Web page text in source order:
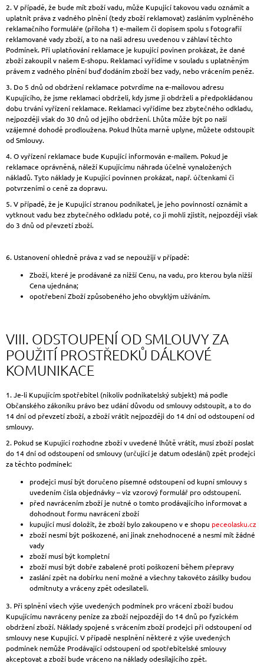
2. V případě, že bude mít zboží vadu, může Kupující takovou vadu oznámit a
uplatnit práva z vadného plnění (tedy zboží reklamovat) zasláním vyplněného
reklamačního formuláře (příloha 1) e-mailem či dopisem spolu s fotografií
reklamované vady zboží, a to na naši adresu uvedenou v záhlaví těchto
Podmínek. Při uplatňování reklamace je kupující povinen prokázat, že dané
zboží zakoupil v našem E-shopu. Reklamaci vyřídíme v souladu s uplatněným
právem z vadného plnění buď dodáním zboží bez vady, nebo vrácením peněz.
3. Do 5 dnů od obdržení reklamace potvrdíme na e-mailovou adresu
Kupujícího, že jsme reklamaci obdrželi, kdy jsme ji obdrželi a předpokládanou
dobu trvání vyřízení reklamace. Reklamaci vyřídíme bez zbytečného odkladu,
nejpozději však do 30 dnů od jejího obdržení. Lhůta může být po naší
vzájemné dohodě prodloužena. Pokud lhůta marně uplyne, můžete odstoupit
od Smlouvy.
4. O vyřízení reklamace bude Kupující informován e-mailem. Pokud je
reklamace oprávněná, náleží Kupujícímu náhrada účelně vynaložených
nákladů. Tyto náklady je Kupující povinnen prokázat, např. účtenkami či
potvrzeními o ceně za dopravu.
5. V případě, že je Kupující stranou podnikatel, je jeho povinností oznámit a
vytknout vadu bez zbytečného odkladu poté, co ji mohli zjistit, nejpozději však
do 3 dnů od převzetí zboží.
6. Ustanovení ohledně práva z vad se nepoužijí v případě:
Zboží, které je prodávané za nižší Cenu, na vadu, pro kterou byla nižší
Cena ujednána;
opotřebení Zboží způsobeného jeho obvyklým užíváním.
VIII. ODSTOUPENÍ OD SMLOUVY ZA
POUŽITÍ PROSTŘEDKŮ DÁLKOVÉ
KOMUNIKACE
1. Je-li Kupujícím spotřebitel (nikoliv podnikatelský subjekt) má podle
Občanského zákoníku právo bez udání důvodu od smlouvy odstoupit, a to do
14 dní od převzetí zboží, a zboží vrátit nejpozději do 14 dní od odstoupení od
smlouvy.
2. Pokud se Kupující rozhodne zboží v uvedené lhůtě vrátit, musí zboží poslat
do 14 dní od odstoupení od smlouvy (určující je datum odeslání) zpět prodejci
za těchto podmínek:
prodejci musí být doručeno písemné odstoupení od kupní smlouvy s
uvedením čísla objednávky – viz vzorový formulář pro odstoupení.
před navrácením zboží je nutné o tomto prodávajícího informovat a
dohodnout formu navrácení zboží
kupující musí doložit, že zboží bylo zakoupeno v e shopu peceolasku.cz
zboží nesmí být poškozené, ani jinak znehodnocené a nesmí mít žádné
vady
zboží musí být kompletní
zboží musí být dobře zabalené proti poškození během přepravy
zaslání zpět na dobírku není možné a všechny takovéto zásilky budou
odmítnuty a vráceny zpět odesílateli.
3. Při splnění všech výše uvedených podmínek pro vrácení zboží budou
Kupujícímu navráceny peníze za zboží nejpozději do 14 dnů po fyzickém
obdržení zboží. Náklady spojené s vrácením zboží prodejci při odstoupení od
smlouvy nese Kupující. V případě nesplnění některé z výše uvedených
podmínek nemůže Prodávající odstoupení od spotřebitelské smlouvy
akceptovat a zboží bude vráceno na náklady odesílajícího zpět.